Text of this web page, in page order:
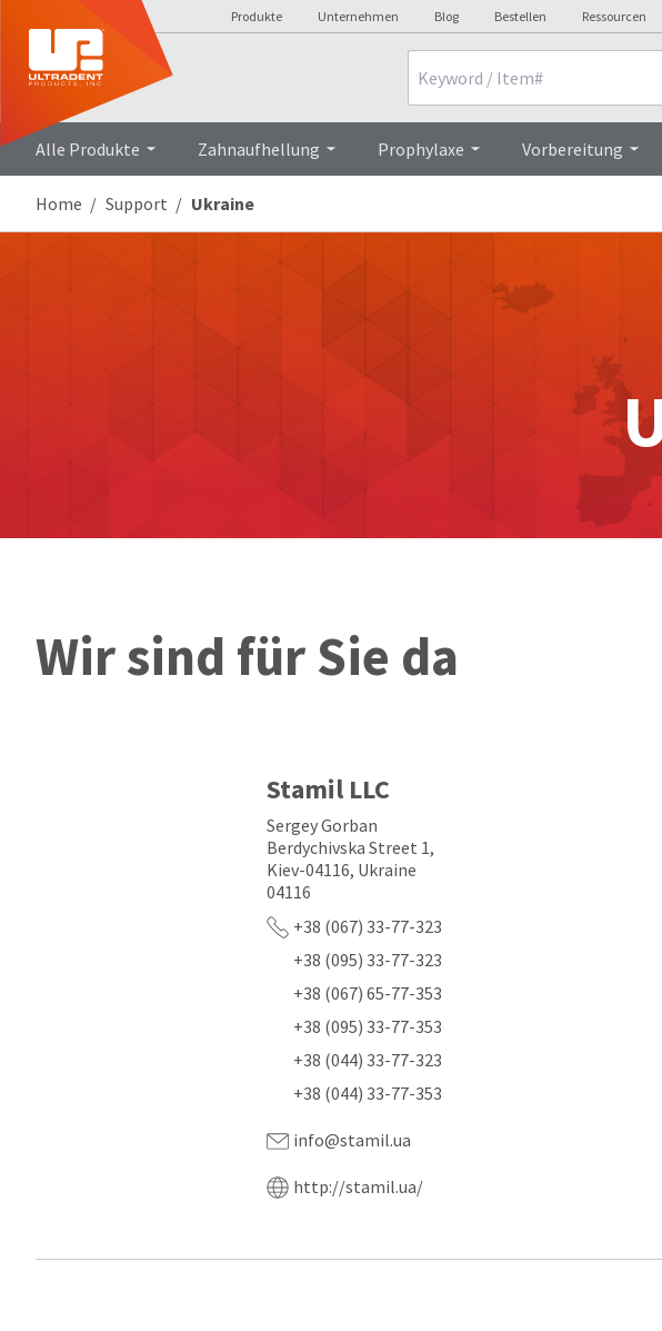
Produkte Unternehmen Blog Bestellen Ressourcen
Alle Produkte Zahnaufhellung Prophylaxe Vorbereitung
Home Support Ukraine
Wir sind für Sie da
Stamil LLC
Sergey Gorban
Berdychivska Street 1,
Kiev-04116, Ukraine
04116
+38 (067) 33-77-323
+38 (095) 33-77-323
+38 (067) 65-77-353
+38 (095) 33-77-353
+38 (044) 33-77-323
+38 (044) 33-77-353
info@stamil.ua
http://stamil.ua/